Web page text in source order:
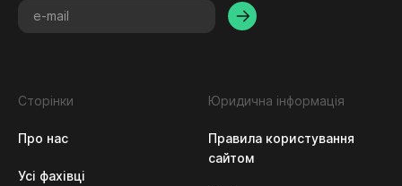
Сторінки
Про нас
Усі фахівці
Юридична інформація
Правила користування
сайтом